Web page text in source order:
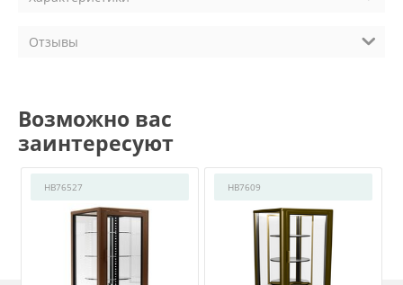
Отзывы
Возможно вас
заинтересуют
HB76527 HB7609